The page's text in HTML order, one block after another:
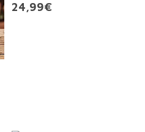
24,99€